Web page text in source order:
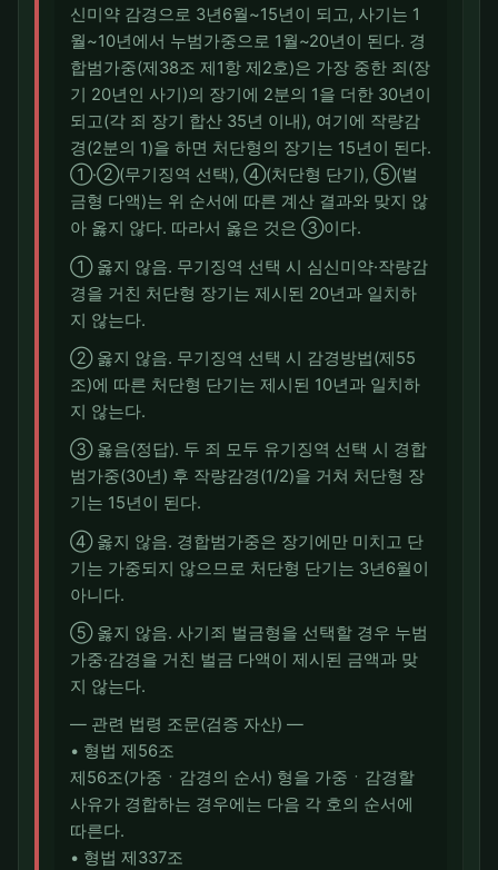
신미약 감경으로 3년6월~15년이 되고, 사기는 1
월~10년에서 누범가중으로 1월~20년이 된다. 경
합범가중(제38조 제1항 제2호)은 가장 중한 죄(장
기 20년인 사기)의 장기에 2분의 1을 더한 30년이
되고(각 죄 장기 합산 35년 이내), 여기에 작량감
경(2분의 1)을 하면 처단형의 장기는 15년이 된다.
①·②(무기징역 선택), ④(처단형 단기), ⑤(벌
금형 다액)는 위 순서에 따른 계산 결과와 맞지 않
아 옳지 않다. 따라서 옳은 것은 ③이다.
① 옳지 않음. 무기징역 선택 시 심신미약·작량감
경을 거친 처단형 장기는 제시된 20년과 일치하
지 않는다.
② 옳지 않음. 무기징역 선택 시 감경방법(제55
조)에 따른 처단형 단기는 제시된 10년과 일치하
지 않는다.
③ 옳음(정답). 두 죄 모두 유기징역 선택 시 경합
범가중(30년) 후 작량감경(1/2)을 거쳐 처단형 장
기는 15년이 된다.
④ 옳지 않음. 경합범가중은 장기에만 미치고 단
기는 가중되지 않으므로 처단형 단기는 3년6월이
아니다.
⑤ 옳지 않음. 사기죄 벌금형을 선택할 경우 누범
가중·감경을 거친 벌금 다액이 제시된 금액과 맞
지 않는다.
― 관련 법령 조문(검증 자산) ―
• 형법 제56조
제56조(가중ㆍ감경의 순서) 형을 가중ㆍ감경할
사유가 경합하는 경우에는 다음 각 호의 순서에
따른다.
• 형법 제337조